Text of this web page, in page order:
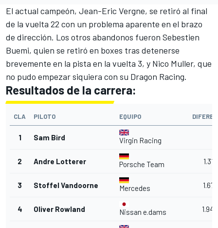
El actual campeón, Jean-Eric Vergne, se retiró al final
de la vuelta 22 con un problema aparente en el brazo
de dirección. Los otros abandonos fueron Sebestien
Buemi, quien se retiró en boxes tras detenerse
brevemente en la pista en la vuelta 3, y Nico Muller, que
no pudo empezar siquiera con su Dragon Racing.
Resultados de la carrera:
CLA PILOTO EQUIPO
1 Sam Bird Virgin Racing
2 Andre Lotterer Porsche Team 1.319
3 Stoffel Vandoorne Mercedes 1.672
4 Oliver Rowland Nissan e.dams 1.944